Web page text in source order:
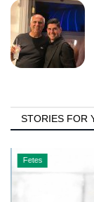
STORIES FOR
Fetes